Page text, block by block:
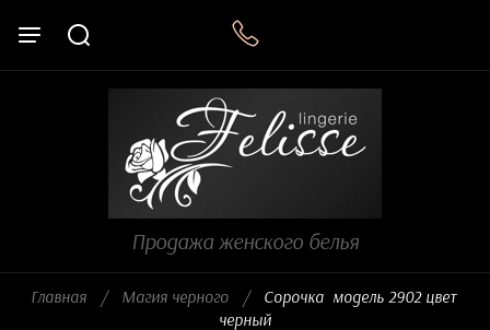
Продажа женского белья
Главная / Магия черного /
  Сорочка  модель 2902 цвет
черный